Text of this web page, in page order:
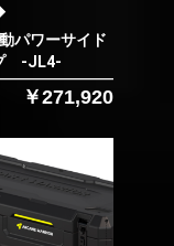
パワーサイド
-JL4-
￥271,920